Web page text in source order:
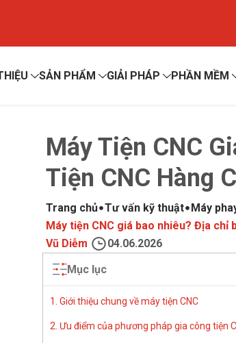
SẢN PHẨM GIẢI PHÁP PHẦN MỀM
Máy Tiện CNC
Tiện CNC Hàng
Trang chủ Tư vấn kỹ thuật Máy
Máy tiện CNC giá bao nhiêu? Địa chỉ
Vũ Diễm
04.06.2026
Mục lục
1. Giới thiệu chung về máy tiện CNC
2. Ưu điểm của phương pháp gia công tiện